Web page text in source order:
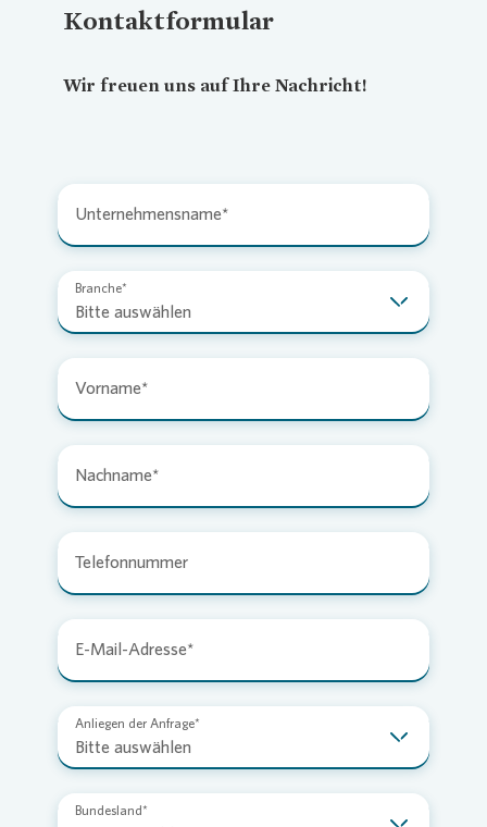
Kontaktformular
Wir freuen uns auf Ihre Nachricht!
Unternehmensname
Branche
Bitte auswählen
Vorname
Nachname
Telefonnummer
E-Mail-Adresse
Anliegen der Anfrage
Bitte auswählen
Bundesland